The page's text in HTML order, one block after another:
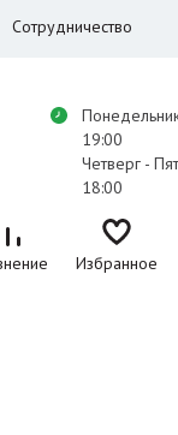
Сотрудничество
19:00
Четверг -
18:00
Избранное